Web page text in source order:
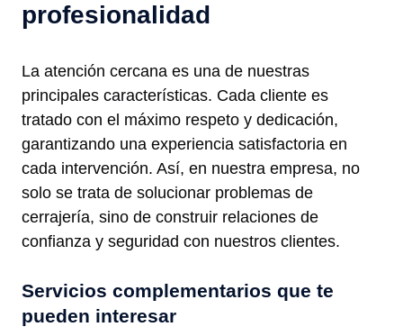
profesionalidad
La atención cercana es una de nuestras
principales características. Cada cliente es
tratado con el máximo respeto y dedicación,
garantizando una experiencia satisfactoria en
cada intervención. Así, en nuestra empresa, no
solo se trata de solucionar problemas de
cerrajería, sino de construir relaciones de
confianza y seguridad con nuestros clientes.
Servicios complementarios que te
pueden interesar